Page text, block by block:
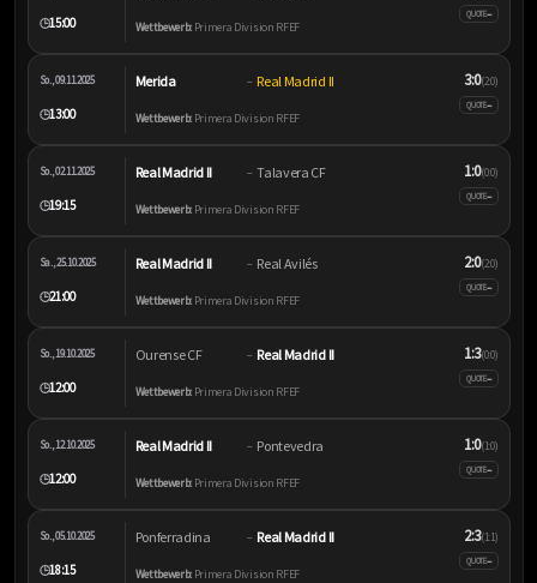
🕒15:00 Wettbewerb:Primera Division RFEF
QUOTE–
So., 09.11.2025
🕒13:00
Merida – Real Madrid II
Wettbewerb:Primera Division RFEF
3:0(2:0)
QUOTE–
So., 02.11.2025
🕒19:15
Real Madrid II – Talavera CF
Wettbewerb:Primera Division RFEF
1:0(0:0)
QUOTE–
Sa., 25.10.2025
🕒21:00
Real Madrid II – Real Avilés
Wettbewerb:Primera Division RFEF
2:0(2:0)
QUOTE–
So., 19.10.2025
🕒12:00
Ourense CF – Real Madrid II
Wettbewerb:Primera Division RFEF
1:3(0:0)
QUOTE–
So., 12.10.2025
🕒12:00
Real Madrid II – Pontevedra
Wettbewerb:Primera Division RFEF
1:0(1:0)
QUOTE–
So., 05.10.2025
🕒18:15
Ponferradina – Real Madrid II
Wettbewerb:Primera Division RFEF
2:3(1:1)
QUOTE–